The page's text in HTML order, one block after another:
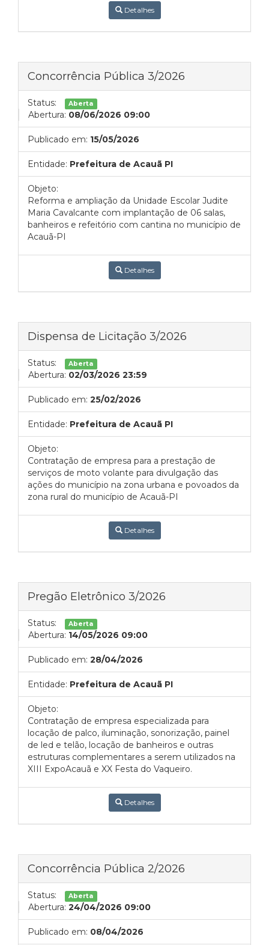
Detalhes
Concorrência Pública 3/2026
Status: Aberta
Abertura: 08/06/2026 09:00
Publicado em: 15/05/2026
Entidade: Prefeitura de Acauã PI
Objeto:
Reforma e ampliação da Unidade Escolar Judite
Maria Cavalcante com implantação de 06 salas,
banheiros e refeitório com cantina no município de
Acauã-PI
Detalhes
Dispensa de Licitação 3/2026
Status: Aberta
Abertura: 02/03/2026 23:59
Publicado em: 25/02/2026
Entidade: Prefeitura de Acauã PI
Objeto:
Contratação de empresa para a prestação de
serviços de moto volante para divulgação das
ações do município na zona urbana e povoados da
zona rural do município de Acauã-PI
Detalhes
Pregão Eletrônico 3/2026
Status: Aberta
Abertura: 14/05/2026 09:00
Publicado em: 28/04/2026
Entidade: Prefeitura de Acauã PI
Objeto:
Contratação de empresa especializada para
locação de palco, iluminação, sonorização, painel
de led e telão, locação de banheiros e outras
estruturas complementares a serem utilizados na
XIII ExpoAcauã e XX Festa do Vaqueiro.
Detalhes
Concorrência Pública 2/2026
Status: Aberta
Abertura: 24/04/2026 09:00
Publicado em: 08/04/2026